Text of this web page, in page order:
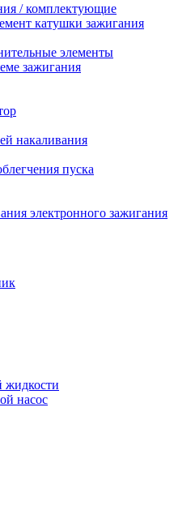
/ комплектующие
катушки зажигания
элементы
зажигания
накаливания
пуска
электронного зажигания
жидкости
насос